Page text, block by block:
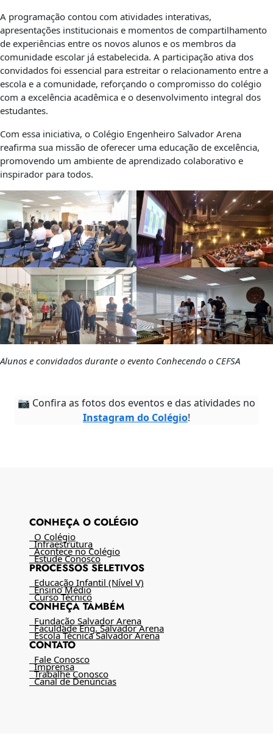
A programação contou com atividades interativas,
apresentações institucionais e momentos de compartilhamento
de experiências entre os novos alunos e os membros da
comunidade escolar já estabelecida. A participação ativa dos
convidados foi essencial para estreitar o relacionamento entre a
escola e a comunidade, reforçando o compromisso do colégio
com a excelência acadêmica e o desenvolvimento integral dos
estudantes.
Com essa iniciativa, o Colégio Engenheiro Salvador Arena
reafirma sua missão de oferecer uma educação de excelência,
promovendo um ambiente de aprendizado colaborativo e
inspirador para todos.
Alunos e convidados durante o evento Conhecendo o CEFSA
📷 Confira as fotos dos eventos e das atividades no
Instagram do Colégio!
CONHEÇA O COLÉGIO
O Colégio
Infraestrutura
Acontece no Colégio
Estude Conosco
PROCESSOS SELETIVOS
Educação Infantil (Nível V)
Ensino Médio
Curso Técnico
CONHEÇA TAMBÉM
Fundação Salvador Arena
Faculdade Eng. Salvador Arena
Escola Técnica Salvador Arena
CONTATO
Fale Conosco
Imprensa
Trabalhe Conosco
Canal de Denúncias